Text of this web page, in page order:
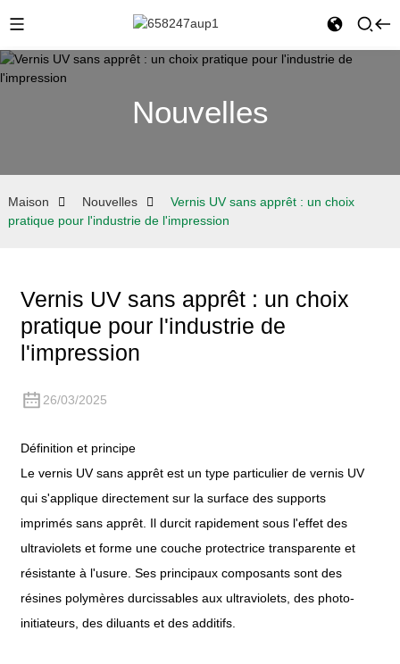
Nouvelles
Maison Nouvelles
Vernis UV sans apprêt : un choix
pratique pour l'industrie de l'impression
Vernis UV sans apprêt : un choix
pratique pour l'industrie de
l'impression
26/03/2025
Définition et principe
Le vernis UV sans apprêt est un type particulier de vernis UV
qui s'applique directement sur la surface des supports
imprimés sans apprêt. Il durcit rapidement sous l'effet des
ultraviolets et forme une couche protectrice transparente et
résistante à l'usure. Ses principaux composants sont des
résines polymères durcissables aux ultraviolets, des photo-
initiateurs, des diluants et des additifs.